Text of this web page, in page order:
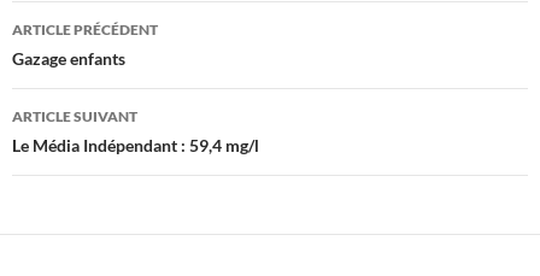
Navigation
des
articles
ARTICLE PRÉCÉDENT
Gazage enfants
ARTICLE SUIVANT
Le Média Indépendant : 59,4 mg/l